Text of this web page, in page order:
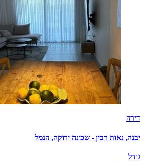
דירה
יבנה, נאות רבין - שכונה ירוקה, הנמל
גודל